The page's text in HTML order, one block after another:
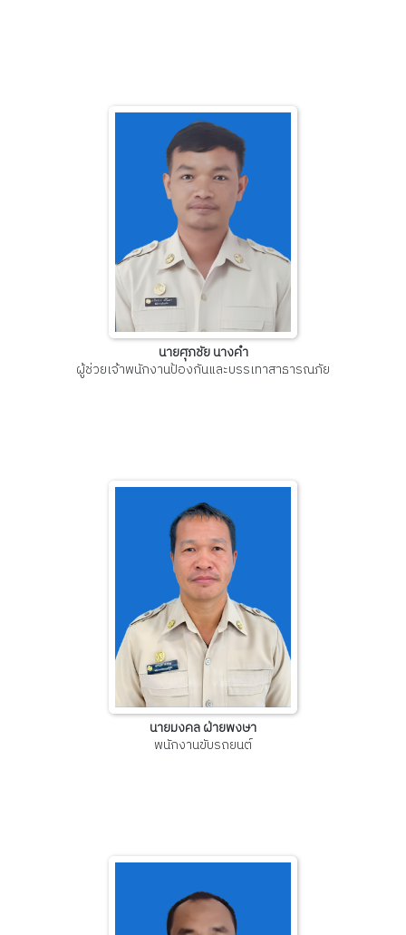
นายศุภชัย นางคำ
ผู้ช่วยเจ้าพนักงานป้องกันและบรรเทาสาธารณภัย
นายมงคล ฝ่ายพงษา
พนักงานขับรถยนต์